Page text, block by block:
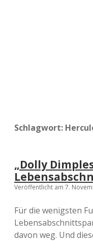
Schlagwort:
„Dolly
Veröffentlicht am 7.
Für die wenigsten
davon weg. Und